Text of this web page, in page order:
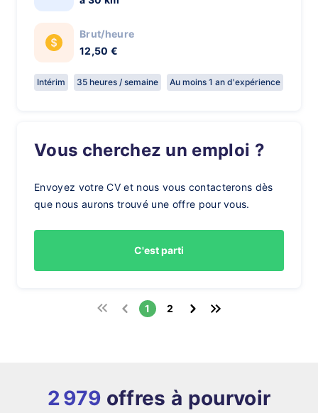
Brut/heure
12,50 €
Intérim 35 heures / semaine Au moins 1 an d'expérience
Vous cherchez un emploi ?
Envoyez votre CV et nous vous contacterons dès
que nous aurons trouvé une offre pour vous.
C'est parti
1 2
2 979 offres à pourvoir